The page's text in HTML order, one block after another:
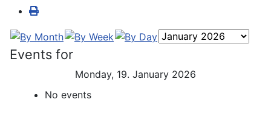
Events for
Monday, 19. January 2026
No events